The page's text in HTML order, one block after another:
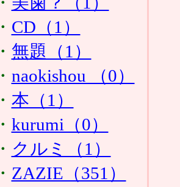
・ CD（1）
・ 無題（1）
・ naokishou （0）
・ 本（1）
・ kurumi（0）
・ クルミ（1）
・ ZAZIE（351）